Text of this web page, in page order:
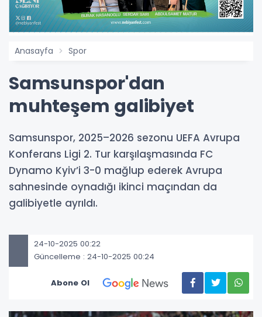
Anasayfa Spor
Samsunspor'dan
muhteşem galibiyet
Samsunspor, 2025–2026 sezonu UEFA Avrupa
Konferans Ligi 2. Tur karşılaşmasında FC
Dynamo Kyiv’i 3-0 mağlup ederek Avrupa
sahnesinde oynadığı ikinci maçından da
galibiyetle ayrıldı.
24-10-2025 00:22
Güncelleme : 24-10-2025 00:24
Abone Ol